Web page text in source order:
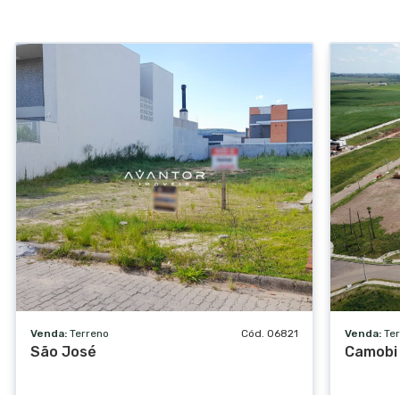
Campo de futebol
Salão de festas
Salão de jogos
Espaço gourmet
Jardim
Sauna
Spa
Quadra de tênis
Pista de caminhada
Sala de cinema
Espaço zen
Piscina coberta
Venda: Terreno Cód. 06821
São José
Venda:
Camobi